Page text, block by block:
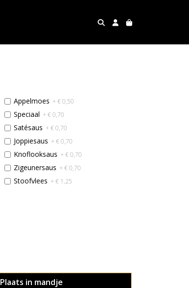
Appelmoes + € 0,50
Speciaal + € 0,70
Satésaus + € 0,70
Joppiesaus + € 0,70
Knoflooksaus + € 0,70
Zigeunersaus + € 0,70
Stoofvlees + € 1,25
Plaats in mandje